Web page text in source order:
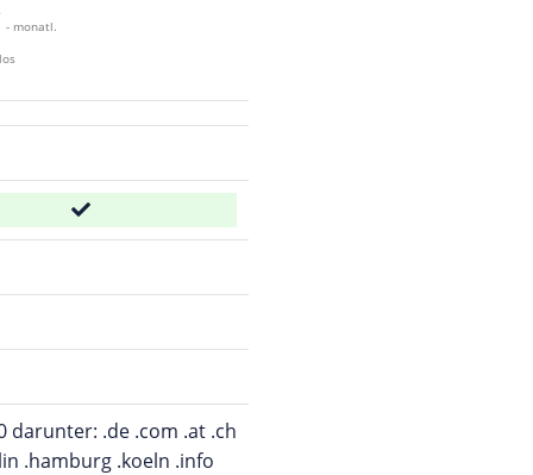
- monatl.
darunter: .de .com .at .ch
.hamburg .koeln .info